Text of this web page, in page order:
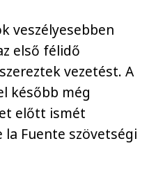
veszélyesebben
első félidő
vezetést. A
később még
előtt ismét
Fuente szövetségi